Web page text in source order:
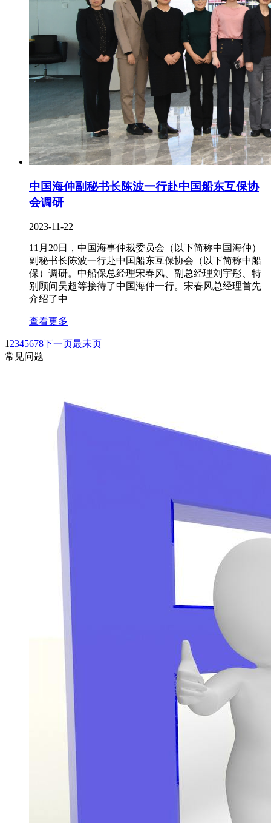
中国海仲副秘书长陈波一行赴中国船东互保协
会调研
2023-11-22
11月20日，中国海事仲裁委员会（以下简称中国海仲）
副秘书长陈波一行赴中国船东互保协会（以下简称中船
保）调研。中船保总经理宋春风、副总经理刘宇彤、特
别顾问吴超等接待了中国海仲一行。宋春风总经理首先
介绍了中
查看更多
1 2345678下一页最末页
常见问题